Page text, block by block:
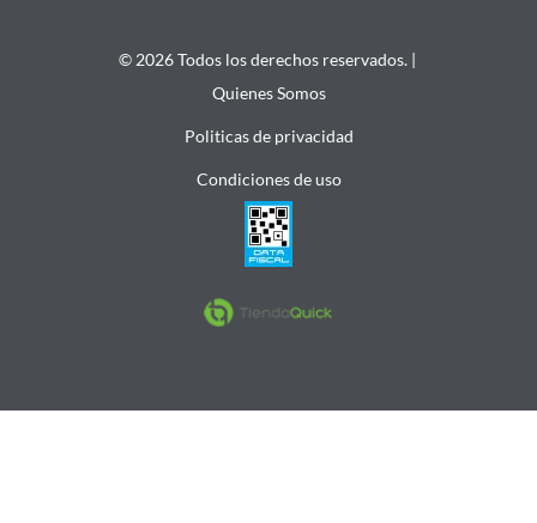
© 2026 Todos los derechos reservados. |
Quienes Somos
Politicas de privacidad
Condiciones de uso